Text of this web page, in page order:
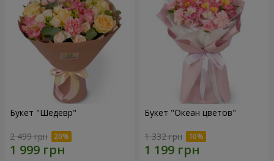
Букет "Шедевр"
2 499 грн
Букет "Океан цветов"
1 332 грн